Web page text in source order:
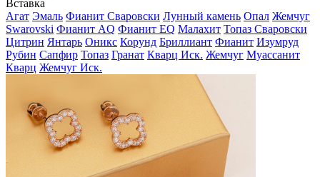
Вставка
Агат Эмаль Фианит Сваровски Лунный камень Опал Жемчуг
Swarovski Фианит AQ Фианит EQ Малахит Топаз Сваровски
Цитрин Янтарь Оникс Корунд Бриллиант Фианит Изумруд
Рубин Сапфир Топаз Гранат Кварц Иск. Жемчуг Муассанит
Кварц Жемчуг Иск.